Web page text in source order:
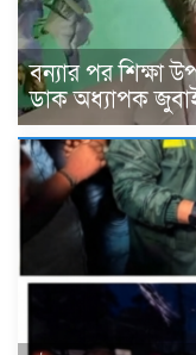
বন্যার পর শিক্ষা
ডাক অধ্যাপক